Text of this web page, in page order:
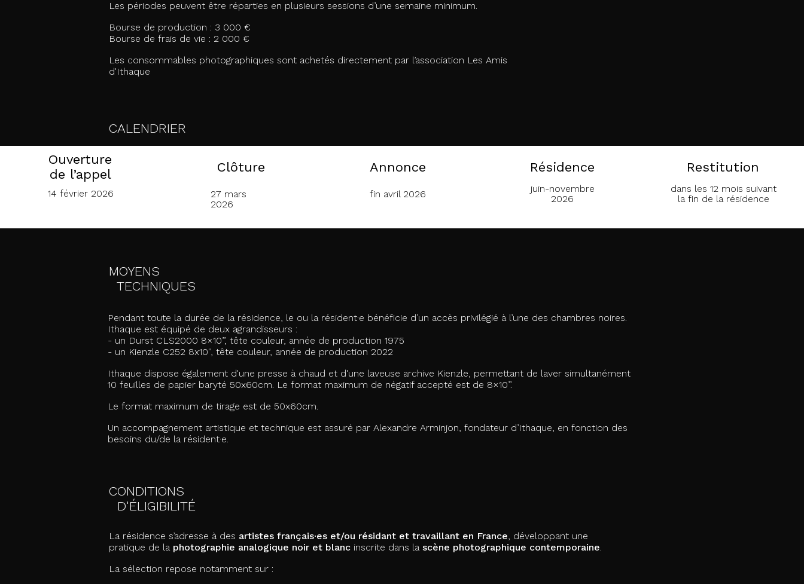
Les périodes peuvent être réparties en plusieurs sessions d’une semaine minimum.
Bourse de production : 3 000 €
Bourse de frais de vie : 2 000 €
Les consommables photographiques sont achetés directement par l’association Les Amis
d'Ithaque
CALENDRIER
Ouverture
de l’appel
14 février 2026
Clôture
27 mars
2026
Annonce
fin avril 2026
Résidence
juin-novembre
2026
Restitution
dans les 12 mois suivant
la fin de la résidence
MOYENS
TECHNIQUES
Pendant toute la durée de la résidence, le ou la résident·e bénéficie d’un accès privilégié à l’une des chambres noires.
Ithaque est équipé de deux agrandisseurs :
- un Durst CLS2000 8×10’’, tête couleur, année de production 1975
- un Kienzle C252 8x10'', tête couleur, année de production 2022
​Ithaque dispose également d'une presse à chaud et d'une laveuse archive Kienzle, permettant de laver simultanément
10 feuilles de papier baryté 50x60cm. Le format maximum de négatif accepté est de 8×10’’.
Le format maximum de tirage est de 50x60cm.
Un accompagnement artistique et technique est assuré par Alexandre Arminjon, fondateur d’Ithaque, en fonction des
besoins du/de la résident·e.
CONDITIONS
D'ÉLIGIBILITÉ
La résidence s’adresse à des artistes français·es et/ou résidant et travaillant en France, développant une
pratique de la photographie analogique noir et blanc inscrite dans la scène photographique contemporaine.
La sélection repose notamment sur :